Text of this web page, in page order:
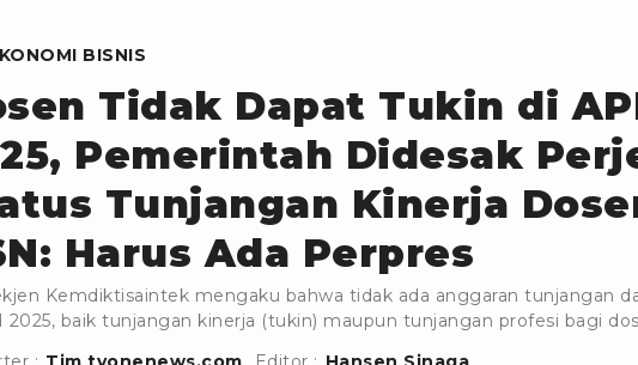
BISNIS
Tidak Dapat Tukin di
Pemerintah Didesak
Tunjangan Kinerja
Harus Ada Perpres
Kemdiktisaintek mengaku bahwa tidak ada anggaran tunjangan
2025, baik tunjangan kinerja (tukin) maupun tunjangan profesi bagi